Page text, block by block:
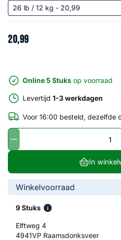
20,99
Online 5 Stuks op voorraad
Levertijd 1-3 werkdagen
Voor 16:00 besteld, dezelfde
In
Winkelvoorraad
9 Stuks
Elftweg 4
4941VP Raamsdonksveer